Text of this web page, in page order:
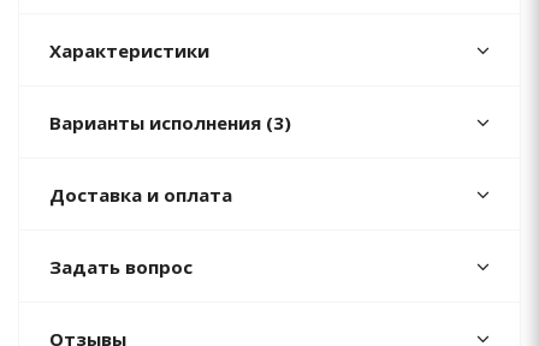
Характеристики
Варианты исполнения (3)
Доставка и оплата
Задать вопрос
Отзывы